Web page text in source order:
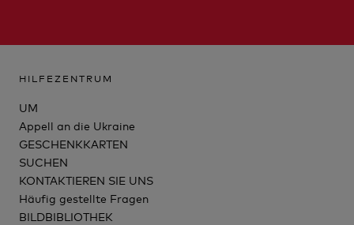
HILFEZENTRUM
UM
Appell an die Ukraine
GESCHENKKARTEN
SUCHEN
KONTAKTIEREN SIE UNS
Häufig gestellte Fragen
BILDBIBLIOTHEK